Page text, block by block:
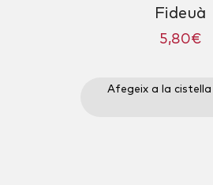
Fideuà
5,80€
Afegeix a la cistella